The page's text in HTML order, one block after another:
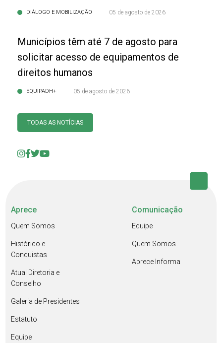
DIÁLOGO E MOBILIZAÇÃO 05 de agosto de 2026
Municípios têm até 7 de agosto para
solicitar acesso de equipamentos de
direitos humanos
EQUIPADH+ 05 de agosto de 2026
TODAS AS NOTÍCIAS
Aprece
Quem Somos
Histórico e
Conquistas
Atual Diretoria e
Conselho
Galeria de Presidentes
Estatuto
Equipe
Comunicação
Equipe
Quem Somos
Aprece Informa